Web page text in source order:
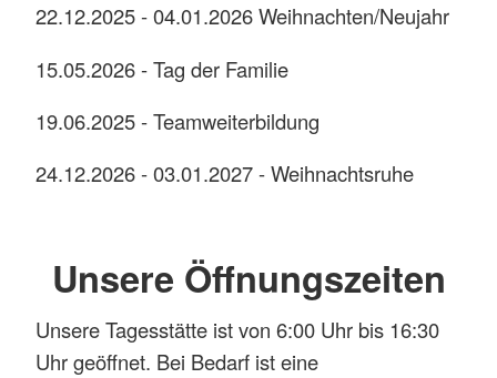
22.12.2025 - 04.01.2026 Weihnachten/Neujahr
15.05.2026 - Tag der Familie
19.06.2025 - Teamweiterbildung
24.12.2026 - 03.01.2027 - Weihnachtsruhe
Unsere Öffnungszeiten
Unsere Tagesstätte ist von 6:00 Uhr bis 16:30
Uhr geöffnet. Bei Bedarf ist eine